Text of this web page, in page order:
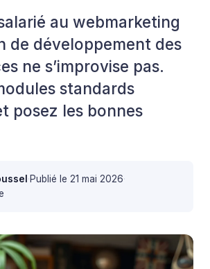
au webmarketing
de développement des
ne s’improvise pas.
standards
posez les bonnes
·Publié le 21 mai 2026·